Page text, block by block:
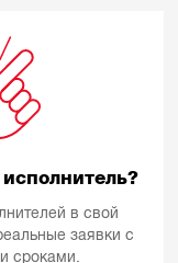
в свой
заявки с
сроками.